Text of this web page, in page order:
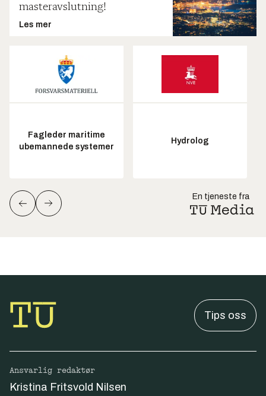
masteravslutning!
Les mer
Fagleder maritime
ubemannede systemer
Hydrolog
En tjeneste fra
Tips oss
Ansvarlig redaktør
Kristina Fritsvold Nilsen